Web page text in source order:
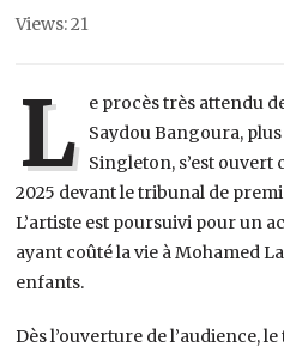
Views: 21
L e procès très attendu
Saydou Bangoura,
Singleton, s’est
2025 devant le tribunal de
L’artiste est poursuivi pour un
ayant coûté la vie à Mohamed
enfants.
Dès l’ouverture de l’audience,